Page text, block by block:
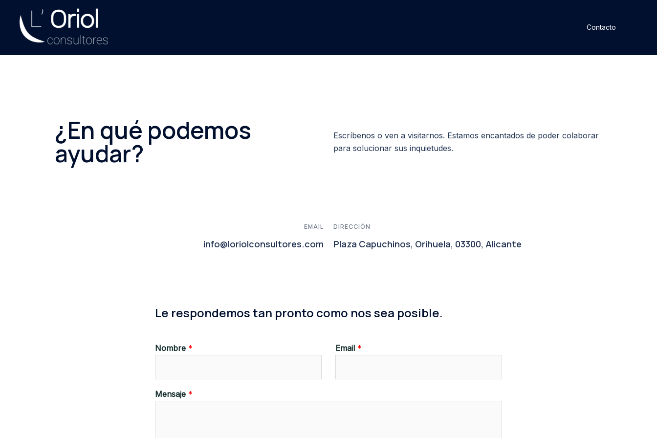
Contacto
¿En qué podemos
ayudar?
Escríbenos o ven a visitarnos. Estamos encantados de poder colaborar
para solucionar sus inquietudes.
EMAIL
info@loriolconsultores.com
DIRECCIÓN
Plaza Capuchinos, Orihuela, 03300, Alicante
Le respondemos tan pronto como nos sea posible.
Nombre * Email *
Mensaje *